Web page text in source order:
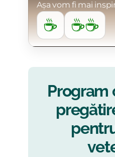
Așa vom fi mai
☕ ☕☕